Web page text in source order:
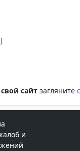
свой сайт загляните
и